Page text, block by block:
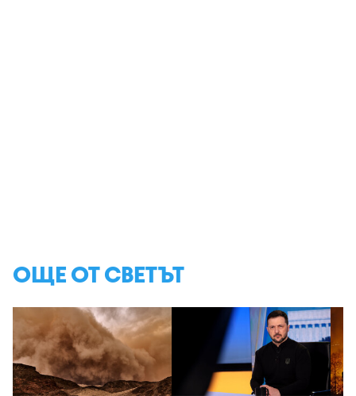
ОЩЕ ОТ СВЕТЪТ